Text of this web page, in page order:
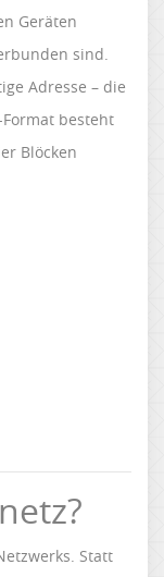
Geräten
sind.
Adresse – die
besteht
Blöcken
Statt